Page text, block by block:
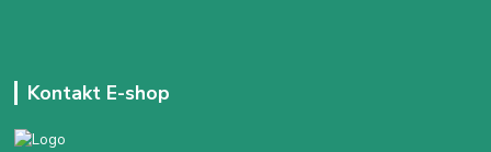
Kontakt E-shop